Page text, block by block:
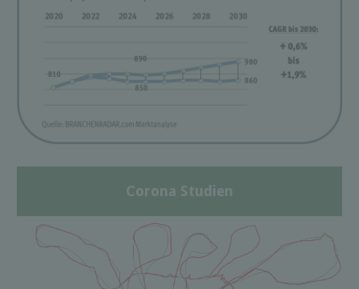
Corona Studien